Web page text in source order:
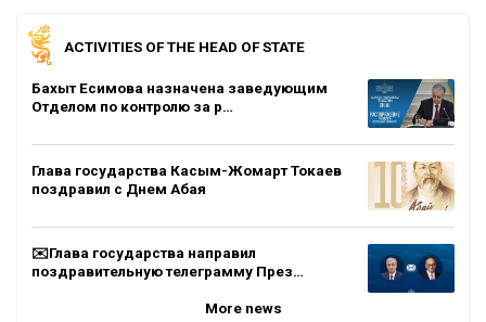
ACTIVITIES OF THE HEAD OF STATE
Бахыт Есимова назначена заведующим
Отделом по контролю за р…
Глава государства Касым-Жомарт Токаев
поздравил с Днем Абая
✉️Глава государства направил
поздравительную телеграмму През…
More news